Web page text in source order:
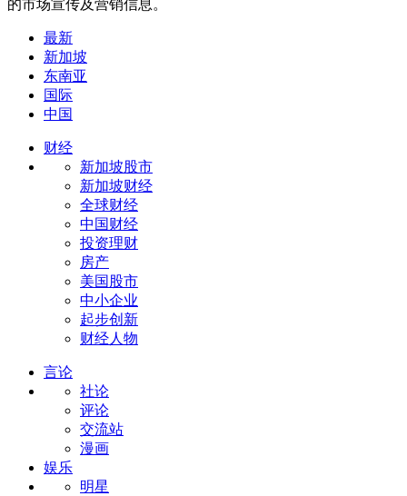
的市场宣传及营销信息。
最新
新加坡
东南亚
国际
中国
财经
新加坡股市
新加坡财经
全球财经
中国财经
投资理财
房产
美国股市
中小企业
起步创新
财经人物
言论
社论
评论
交流站
漫画
娱乐
明星